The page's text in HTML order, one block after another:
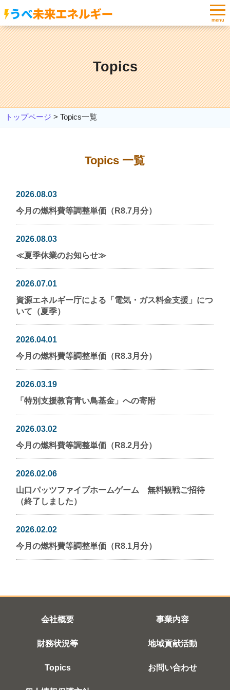
menu
Topics
トップページ > Topics一覧
Topics 一覧
2026.08.03
今月の燃料費等調整単価（R8.7月分）
2026.08.03
≪夏季休業のお知らせ≫
2026.07.01
資源エネルギー庁による「電気・ガス料金支援」につ
いて（夏季）
2026.04.01
今月の燃料費等調整単価（R8.3月分）
2026.03.19
「特別支援教育青い鳥基金」への寄附
2026.03.02
今月の燃料費等調整単価（R8.2月分）
2026.02.06
山口パッツファイブホームゲーム 無料観戦ご招待
（終了しました）
2026.02.02
今月の燃料費等調整単価（R8.1月分）
会社概要 事業内容
財務状況等 地域貢献活動
Topics お問い合わせ